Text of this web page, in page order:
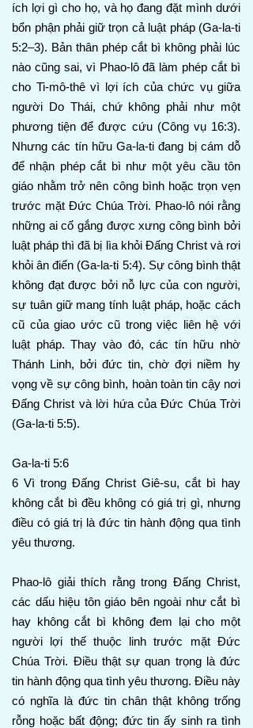
ích lợi gì cho họ, và họ đang đặt mình dưới
bổn phận phải giữ trọn cả luật pháp (Ga-la-ti
5:2–3). Bản thân phép cắt bì không phải lúc
nào cũng sai, vì Phao-lô đã làm phép cắt bì
cho Ti-mô-thê vì lợi ích của chức vụ giữa
người Do Thái, chứ không phải như một
phương tiện để được cứu (Công vụ 16:3).
Nhưng các tín hữu Ga-la-ti đang bị cám dỗ
để nhận phép cắt bì như một yêu cầu tôn
giáo nhằm trở nên công bình hoặc trọn vẹn
trước mặt Đức Chúa Trời. Phao-lô nói rằng
những ai cố gắng được xưng công bình bởi
luật pháp thì đã bị lìa khỏi Đấng Christ và rơi
khỏi ân điển (Ga-la-ti 5:4). Sự công bình thật
không đạt được bởi nỗ lực của con người,
sự tuân giữ mang tính luật pháp, hoặc cách
cũ của giao ước cũ trong việc liên hệ với
luật pháp. Thay vào đó, các tín hữu nhờ
Thánh Linh, bởi đức tin, chờ đợi niềm hy
vọng về sự công bình, hoàn toàn tin cậy nơi
Đấng Christ và lời hứa của Đức Chúa Trời
(Ga-la-ti 5:5).
Ga-la-ti 5:6
6 Vì trong Đấng Christ Giê-su, cắt bì hay
không cắt bì đều không có giá trị gì, nhưng
điều có giá trị là đức tin hành động qua tình
yêu thương.
Phao-lô giải thích rằng trong Đấng Christ,
các dấu hiệu tôn giáo bên ngoài như cắt bì
hay không cắt bì không đem lại cho một
người lợi thế thuộc linh trước mặt Đức
Chúa Trời. Điều thật sự quan trọng là đức
tin hành động qua tình yêu thương. Điều này
có nghĩa là đức tin chân thật không trống
rỗng hoặc bất động; đức tin ấy sinh ra tình